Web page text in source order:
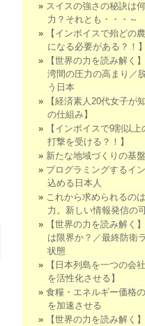
スイスの強さの秘訣は
力？それとも・・・～
【インボイスで殆どの
になる必要がある？！】
【世界の力を読み解く
湾間の圧力の高まり／
う日本
【経済素人20代女子が
の仕組み】
【インボイスで9割以
打撃を受ける？！】
新たな地域づくりの基
プログラミングするイ
込める日本人
これから求められるの
力。新しい情報発信の
【世界の力を読み解く
は限界か？／最終防衛
状態
【日本列島を一つの会
を活性化させる】
食糧・エネルギー価格
を加速させる
【世界の力を読み解く